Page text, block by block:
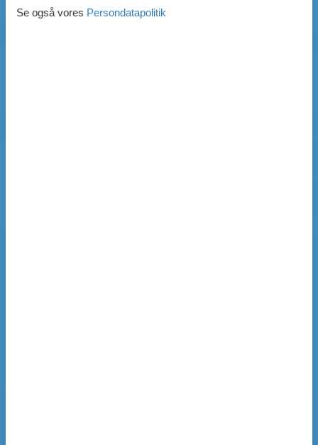
Se også vores Persondatapolitik